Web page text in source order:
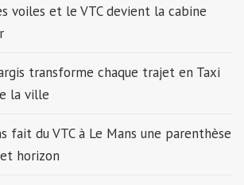
voiles et le VTC devient la cabine
transforme chaque trajet en Taxi
la ville
fait du VTC à Le Mans une parenthèse
horizon